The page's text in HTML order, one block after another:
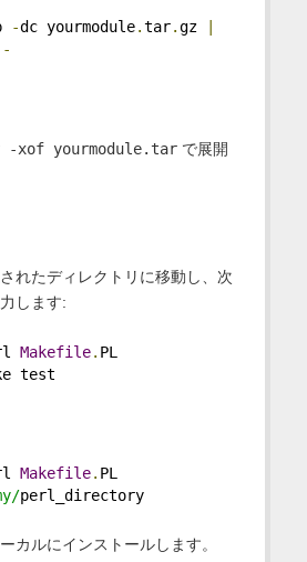
-dc yourmodule.tar.gz
-
-xof yourmodule.tarで展開
れたディレクトリに移動し、次
します:
Makefile. PL
test
Makefile. PL
perl_directory
カルにインストールします。